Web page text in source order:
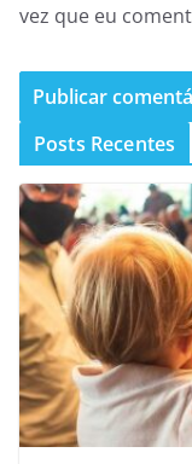
vez que eu
Posts Recentes